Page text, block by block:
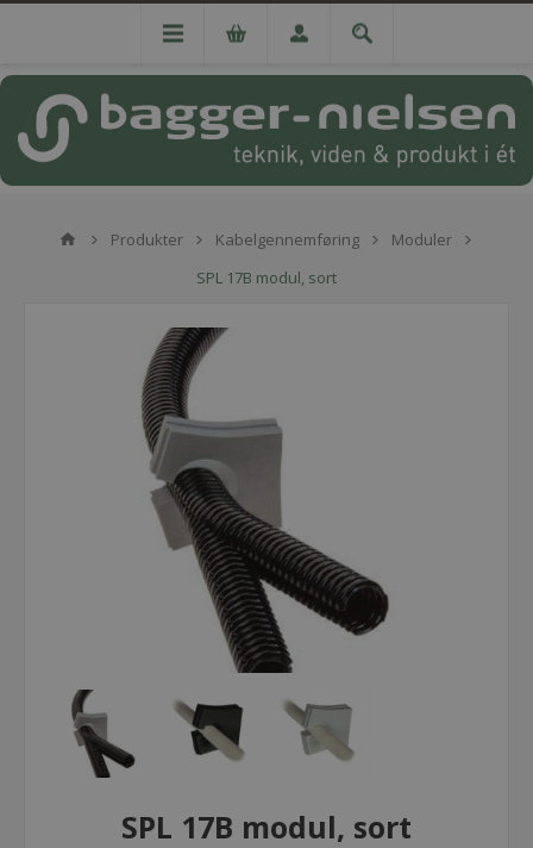
Produkter Kabelgennemføring
Moduler
SPL 17B modul, sort
SPL 17B modul, sort